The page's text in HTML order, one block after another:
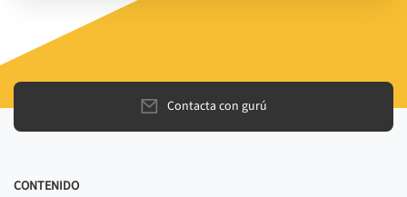
Contacta con gurú
CONTENIDO